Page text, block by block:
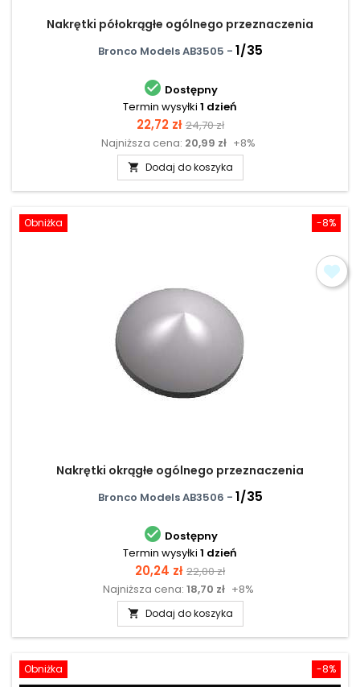
Nakrętki półokrągłe ogólnego przeznaczenia
Bronco Models AB3505 - 1/35
 Dostępny
Termin wysyłki 1 dzień
Cena
22,72 zł Cena
podstawowa
24,70 zł
Najniższa cena: 20,99 zł +8%
 Dodaj do koszyka
-8%
Obniżka
Nakrętki okrągłe ogólnego przeznaczenia
Bronco Models AB3506 - 1/35
 Dostępny
Termin wysyłki 1 dzień
Cena
20,24 zł Cena
podstawowa
22,00 zł
Najniższa cena: 18,70 zł +8%
 Dodaj do koszyka
-8%
Obniżka